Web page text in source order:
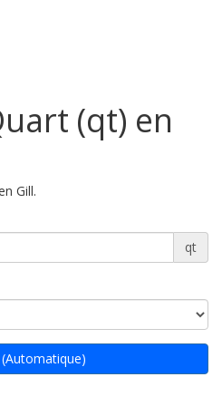
(qt) en
Gill.
qt